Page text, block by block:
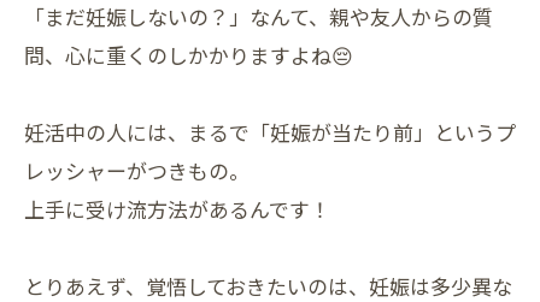
「まだ妊娠しないの？」なんて、親や友人からの質
問、心に重くのしかかりますよね😔
妊活中の人には、まるで「妊娠が当たり前」というプ
レッシャーがつきもの。
上手に受け流方法があるんです！
とりあえず、覚悟しておきたいのは、妊娠は多少異な